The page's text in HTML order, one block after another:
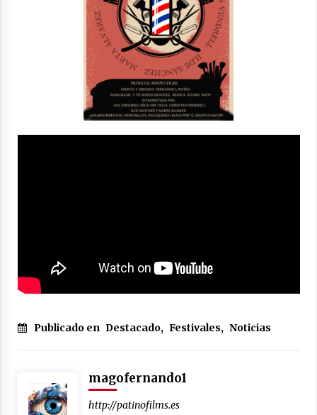
Publicado en Destacado, Festivales, Noticias
magofernando1
http://patinofilms.es